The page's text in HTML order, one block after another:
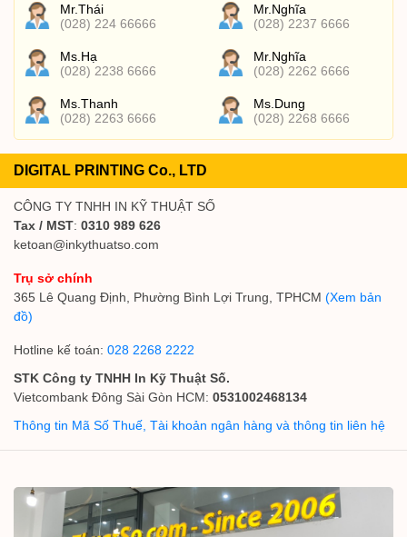
Mr.Thái
(028) 224 66666
Mr.Nghĩa
(028) 2237 6666
Ms.Hạ
(028) 2238 6666
Mr.Nghĩa
(028) 2262 6666
Ms.Thanh
(028) 2263 6666
Ms.Dung
(028) 2268 6666
DIGITAL PRINTING Co., LTD
CÔNG TY TNHH IN KỸ THUẬT SỐ
Tax / MST: 0310 989 626
ketoan@inkythuatso.com
Trụ sở chính
365 Lê Quang Định, Phường Bình Lợi Trung, TPHCM (Xem bản
đồ)
Hotline kế toán: 028 2268 2222
STK Công ty TNHH In Kỹ Thuật Số.
Vietcombank Đông Sài Gòn HCM: 0531002468134
Thông tin Mã Số Thuế, Tài khoản ngân hàng và thông tin liên hệ